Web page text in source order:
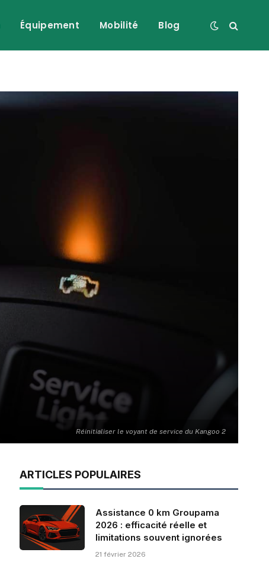
Équipement Mobilité Blog
Réinitialiser le voyant de service du Kangoo 2
ARTICLES POPULAIRES
Assistance 0 km Groupama
2026 : efficacité réelle et
limitations souvent ignorées
21 février 2026